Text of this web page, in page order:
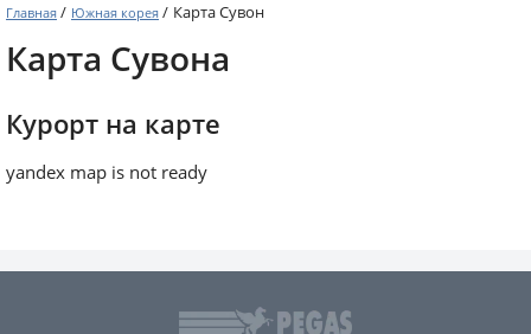
Главная / Южная корея / Карта Сувон
Карта Сувона
Курорт на карте
yandex map is not ready